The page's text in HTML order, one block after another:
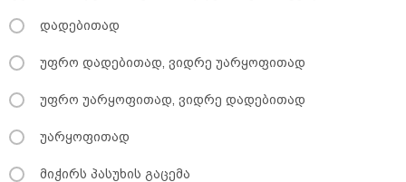
დადებითად
უფრო დადებითად, ვიდრე უარყოფითად
უფრო უარყოფითად, ვიდრე დადებითად
უარყოფითად
მიჭირს პასუხის გაცემა